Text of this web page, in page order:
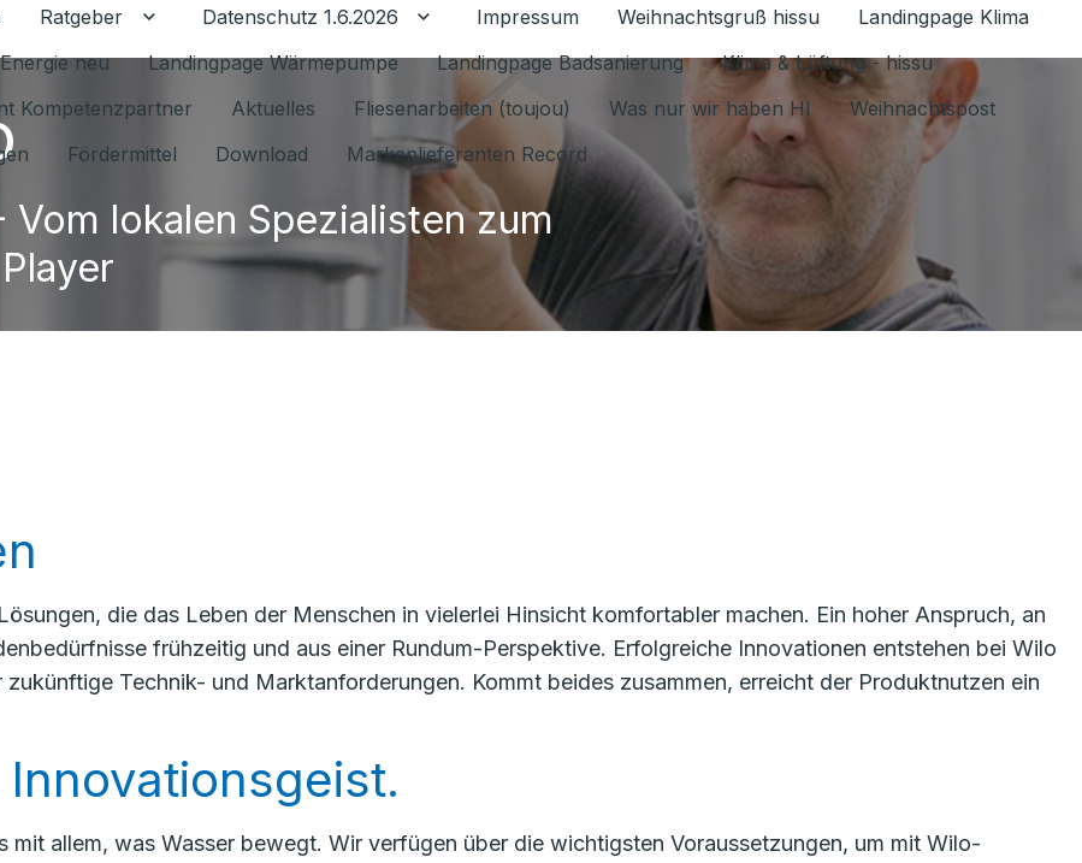
Ratgeber Untermenü für Ratgeber umschalten
Datenschutz 1.6.2026 Untermenü für Datenschutz 1.6.2026 umschalten
Impressum Weihnachtsgruß hissu
Landingpage Klima
neu Landingpage Wärmepumpe Landingpage Badsanierung
Klima & Lüftung - hissu
Kompetenzpartner
Aktuelles Fliesenarbeiten (toujou) Was nur wir haben HI
Weihnachtspost
Fördermittel Download Markenlieferanten Record
Vom lokalen Spezialisten zum
die das Leben der Menschen in vielerlei Hinsicht komfortabler machen. Ein hoher Anspruch, an
frühzeitig und aus einer Rundum-Perspektive. Erfolgreiche Innovationen entstehen bei Wilo
Technik- und Marktanforderungen. Kommt beides zusammen, erreicht der Produktnutzen ein
mit allem, was Wasser bewegt. Wir verfügen über die wichtigsten Voraussetzungen, um mit Wilo-